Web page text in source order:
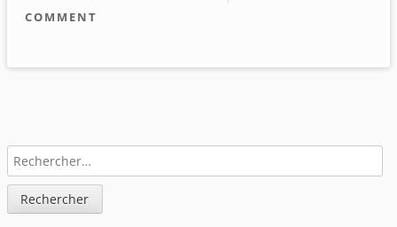
COMMENT
Sidebar
RECHERCHER :